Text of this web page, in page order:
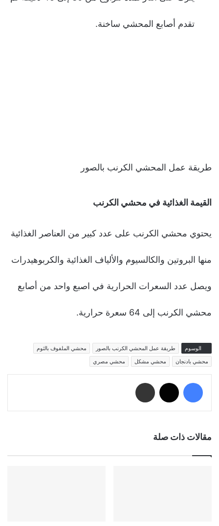
تقدم أصابع المحشي ساخنة.
طريقة عمل المحشي الكرنب بالصور
القيمة الغذائية في محشي الكرنب
يحتوي محشي الكرنب على عدد كبير من العناصر الغذائية
منها البروتين والكالسيوم والألياف الغذائية والكربوهيدرات
ويصل عدد السعرات الحرارية في اصبع واحد من أصابع
محشي الكرنب إلى 64 سعرة حرارية.
الوسوم طريقة عمل المحشي الكرنب بالصور
محشي الملفوف بالثوم
محشي بادنجان
محشي مشكل محشي مصري
فيسبوك
مقالات ذات صلة